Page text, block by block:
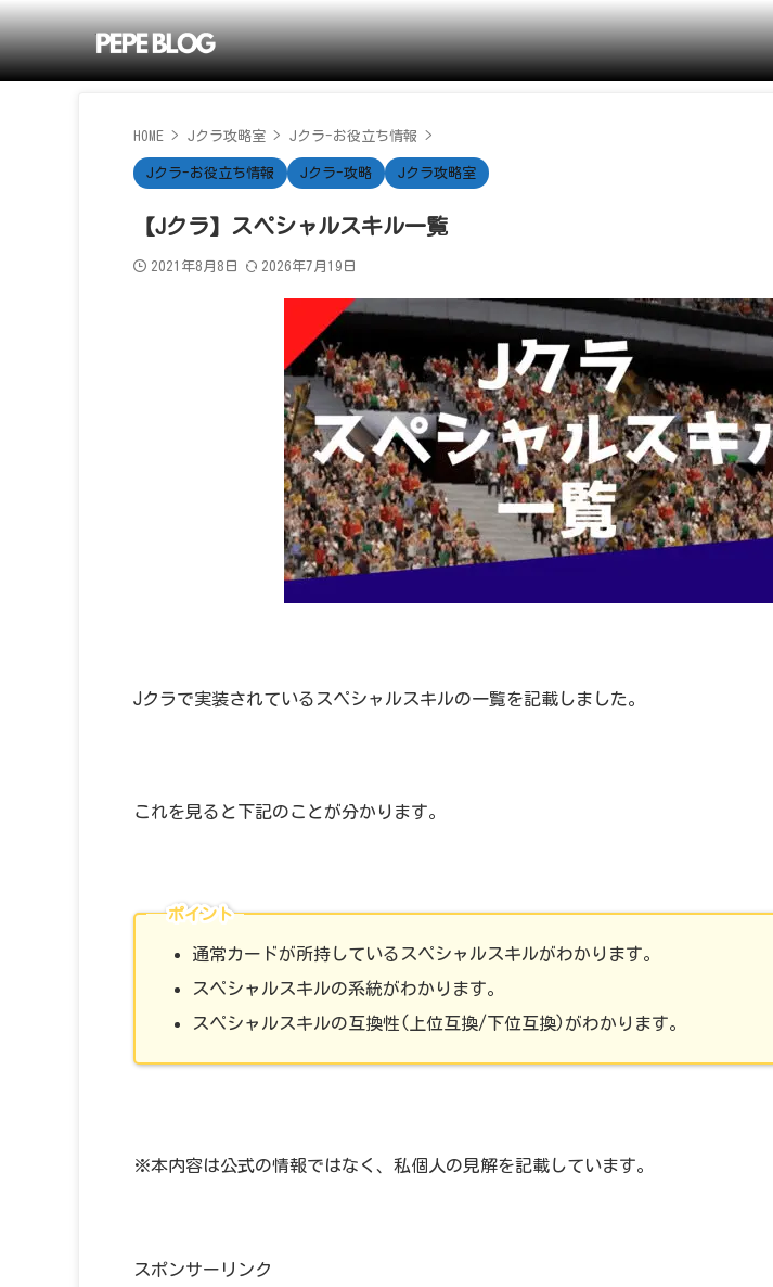
HOME > Jクラ攻略室 > Jクラ-お役立ち情報 >
Jクラ-お役立ち情報 Jクラ-攻略 Jクラ攻略室
【Jクラ】スペシャルスキル一覧
2021年8月8日 2026年7月19日
Jクラで実装されているスペシャルスキルの一覧を記載しました。
これを見ると下記のことが分かります。
ポイント
通常カードが所持しているスペシャルスキルがわかります。
スペシャルスキルの系統がわかります。
スペシャルスキルの互換性(上位互換/下位互換)がわかります。
※本内容は公式の情報ではなく、私個人の見解を記載しています。
スポンサーリンク